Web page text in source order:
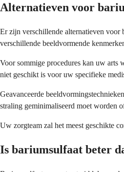
Alternatieven voor
Er zijn verschillende alternatieven voor
verschillende beeldvormende
Voor sommige procedures kan uw arts
niet geschikt is voor uw specifieke
Geavanceerde
straling geminimaliseerd moet worden
Uw zorgteam zal het meest geschikte
Is bariumsulfaat beter